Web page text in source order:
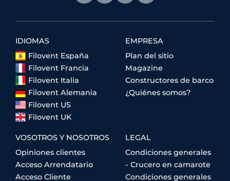
IDIOMAS
Filovent España
Filovent Francia
Filovent Italia
Filovent Alemania
Filovent US
Filovent UK
EMPRESA
Plan del sitio
Magazine
Constructores de barco
¿Quiénes somos?
VOSOTROS Y NOSOTROS
Opiniones clientes
Acceso Arrendatario
Acceso Cliente
LEGAL
Condiciones generales
- Crucero en camarote
Condiciones generales